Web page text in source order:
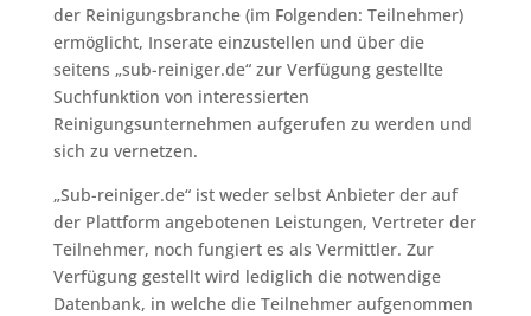
der Reinigungsbranche (im Folgenden: Teilnehmer)
ermöglicht, Inserate einzustellen und über die
seitens „sub-reiniger.de“ zur Verfügung gestellte
Suchfunktion von interessierten
Reinigungsunternehmen aufgerufen zu werden und
sich zu vernetzen.
„Sub-reiniger.de“ ist weder selbst Anbieter der auf
der Plattform angebotenen Leistungen, Vertreter der
Teilnehmer, noch fungiert es als Vermittler. Zur
Verfügung gestellt wird lediglich die notwendige
Datenbank, in welche die Teilnehmer aufgenommen